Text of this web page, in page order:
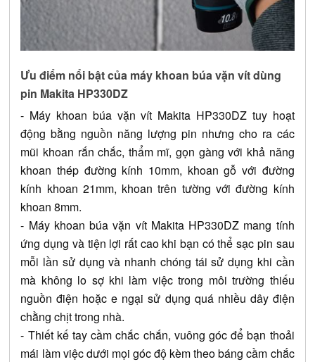
Ưu điểm nổi bật của máy khoan búa vặn vít dùng
pin Makita HP330DZ
- Máy khoan búa vặn vít Makita HP330DZ tuy hoạt
động bằng nguồn năng lượng pin nhưng cho ra các
mũi khoan rắn chắc, thẩm mĩ, gọn gàng với khả năng
khoan thép đường kính 10mm, khoan gỗ với đường
kính khoan 21mm, khoan trên tường với đường kính
khoan 8mm.
- Máy khoan búa vặn vít Makita HP330DZ mang tính
ứng dụng và tiện lợi rất cao khi bạn có thể sạc pin sau
mỗi lần sử dụng và nhanh chóng tái sử dụng khi cần
mà không lo sợ khi làm việc trong môi trường thiếu
nguồn điện hoặc e ngại sử dụng quá nhiều dây điện
chằng chịt trong nhà.
- Thiết kế tay cầm chắc chắn, vuông góc để bạn thoải
mái làm việc dưới mọi góc độ kèm theo báng cầm chắc